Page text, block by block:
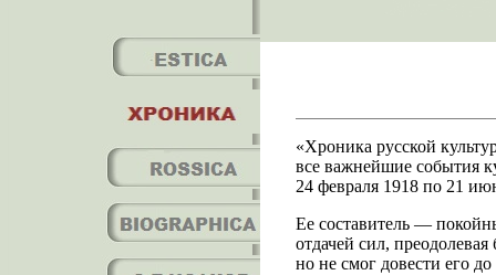
«Хроника русской
все важнейшие события
24 февраля 1918 по 21
Ее составитель —
отдачей сил,
но не смог довести его